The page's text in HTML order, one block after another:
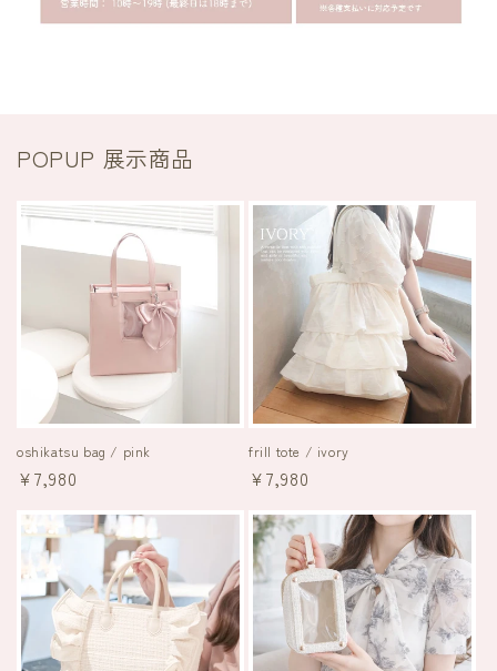
POPUP 展示商品
oshikatsu bag / pink
通
価
格
¥7,980
frill tote / ivory
通
価
格
¥7,980